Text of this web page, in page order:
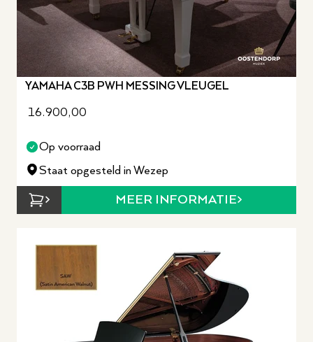
YAMAHA C3B PWH MESSING VLEUGEL
16.900,00
Op voorraad
Staat opgesteld in Wezep
MEER INFORMATIE